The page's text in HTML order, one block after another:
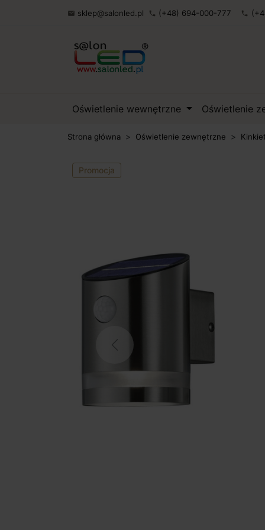
 sklep@salonled.pl phone (+48) 694-000-777 phone
Oświetlenie wewnętrzne Oświetlenie
Strona główna Oświetlenie zewnętrzne
Promocja
Previous